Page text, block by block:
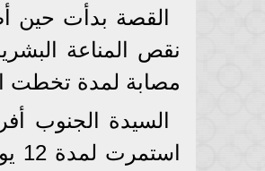
نقص المناعة
مصابة لمدة تخطت
السيدة الجنوب